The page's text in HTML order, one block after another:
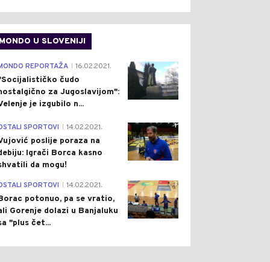
UZELA DANAK: NA
TURJANICE U VRBAS
NI KAPI VODE
NESVAKIDAŠNJA SCENA U
GRADIŠCI: PRIJEDORČANIN
ZABORAVIO SUPRUGU NA
GRANICI, SHVATIO TEK
MONDO U SLOVENIJI
4
REPORTAŽA 16.02.2021.
čudo
za Jugoslavijom":
je izgubilo n...
1
SPORTOVI 14.02.2021.
poslije poraza na
Igrači Borca kasno
da mogu!
3
SPORTOVI 14.02.2021.
potonuo, pa se vratio,
Gorenje dolazi u Banjaluku
"plus čet...